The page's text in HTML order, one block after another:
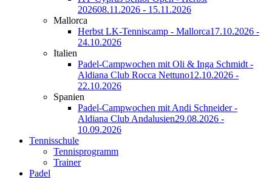
202608.11.2026 - 15.11.2026
Mallorca
Herbst LK-Tenniscamp - Mallorca17.10.2026 -
24.10.2026
Italien
Padel-Campwochen mit Oli & Inga Schmidt -
Aldiana Club Rocca Nettuno12.10.2026 -
22.10.2026
Spanien
Padel-Campwochen mit Andi Schneider -
Aldiana Club Andalusien29.08.2026 -
10.09.2026
Tennisschule
Tennisprogramm
Trainer
Padel